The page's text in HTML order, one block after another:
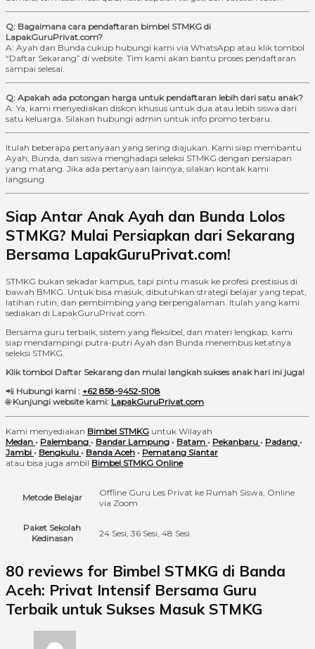
Q: Bagaimana cara pendaftaran bimbel STMKG di
LapakGuruPrivat.com?
A: Ayah dan Bunda cukup hubungi kami via WhatsApp atau klik tombol
“Daftar Sekarang” di website. Tim kami akan bantu proses pendaftaran
sampai selesai.
Q: Apakah ada potongan harga untuk pendaftaran lebih dari satu anak?
A: Ya, kami menyediakan diskon khusus untuk dua atau lebih siswa dari
satu keluarga. Silakan hubungi admin untuk info promo terbaru.
Itulah beberapa pertanyaan yang sering diajukan. Kami siap membantu
Ayah, Bunda, dan siswa menghadapi seleksi STMKG dengan persiapan
yang matang. Jika ada pertanyaan lainnya, silakan kontak kami
langsung.
Siap Antar Anak Ayah dan Bunda Lolos
STMKG? Mulai Persiapkan dari Sekarang
Bersama LapakGuruPrivat.com!
STMKG bukan sekadar kampus, tapi pintu masuk ke profesi prestisius di
bawah BMKG. Untuk bisa masuk, dibutuhkan strategi belajar yang tepat,
latihan rutin, dan pembimbing yang berpengalaman. Itulah yang kami
sediakan di LapakGuruPrivat.com.
Bersama guru terbaik, sistem yang fleksibel, dan materi lengkap, kami
siap mendampingi putra-putri Ayah dan Bunda menembus ketatnya
seleksi STMKG.
Klik tombol Daftar Sekarang dan mulai langkah sukses anak hari ini juga!
📲 Hubungi kami : +62 858-9452-5108
🌐Kunjungi website kami: LapakGuruPrivat.com
Kami menyediakan Bimbel STMKG untuk Wilayah
Medan • Palembang • Bandar Lampung • Batam • Pekanbaru • Padang •
Jambi • Bengkulu • Banda Aceh • Pematang Siantar
atau bisa juga ambil Bimbel STMKG Online
Metode Belajar
Offline Guru Les Privat ke Rumah Siswa, Online
via Zoom
Paket Sekolah
Kedinasan
24 Sesi, 36 Sesi, 48 Sesi
80 reviews for Bimbel STMKG di Banda
Aceh: Privat Intensif Bersama Guru
Terbaik untuk Sukses Masuk STMKG